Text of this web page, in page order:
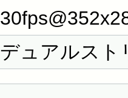
デュアルスト